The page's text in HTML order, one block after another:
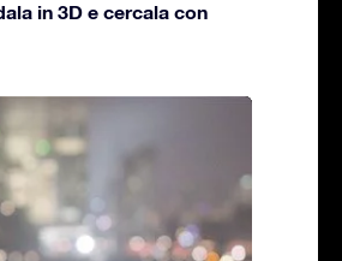
in 3D e cercala con